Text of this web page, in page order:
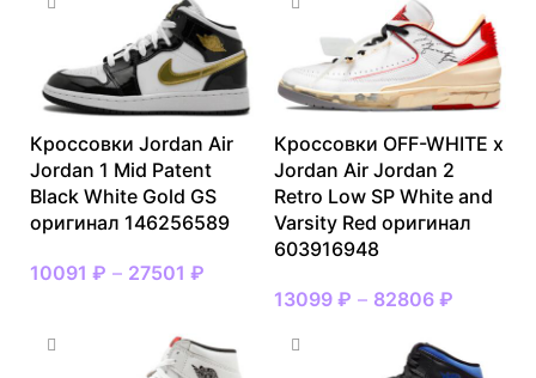
Кроссовки Jordan Air
Jordan 1 Mid Patent
Black White Gold GS
оригинал 146256589
10091 ₽ – 27501 ₽
Кроссовки OFF-WHITE x
Jordan Air Jordan 2
Retro Low SP White and
Varsity Red оригинал
603916948
13099 ₽ – 82806 ₽